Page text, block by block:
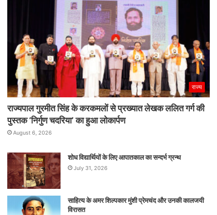
राज्य
राज्यपाल गुरमीत सिंह के करकमलों से प्रख्यात लेखक ललित गर्ग की
पुस्तक ‘निर्गुण चदरिया’ का हुआ लोकार्पण
August 6, 2026
शोध विद्यार्थियों के लिए आपातकाल का सन्दर्भ ग्रन्थ
July 31, 2026
साहित्य के अमर शिल्पकार मुंशी प्रेमचंद और उनकी कालजयी
विरासत